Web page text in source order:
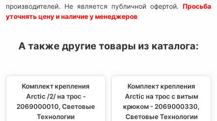
производителей. Не является публичной офертой. Просьба
уточнять цену и наличие у менеджеров
А также другие товары из каталога:
Комплект крепления
Arctic /2/ на трос -
2069000010, Световые
Технологии
Комплект крепления
Arctic на трос с витым
крюком - 2069000330,
Световые Технологии